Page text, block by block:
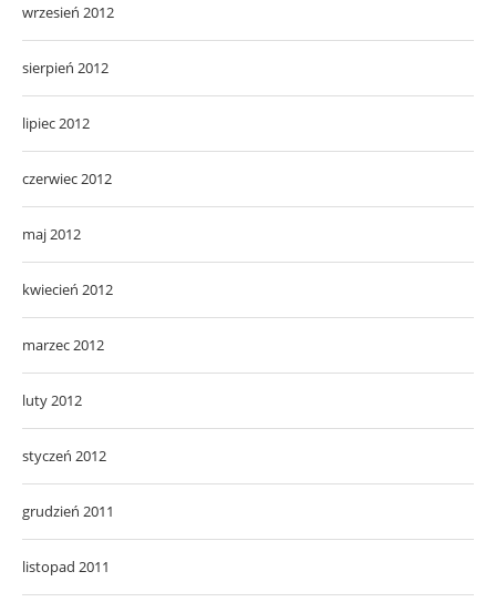
wrzesień 2012
sierpień 2012
lipiec 2012
czerwiec 2012
maj 2012
kwiecień 2012
marzec 2012
luty 2012
styczeń 2012
grudzień 2011
listopad 2011